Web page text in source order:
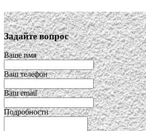
Задайте вопрос
Ваше имя
Ваш телефон
Ваш email
Подробности